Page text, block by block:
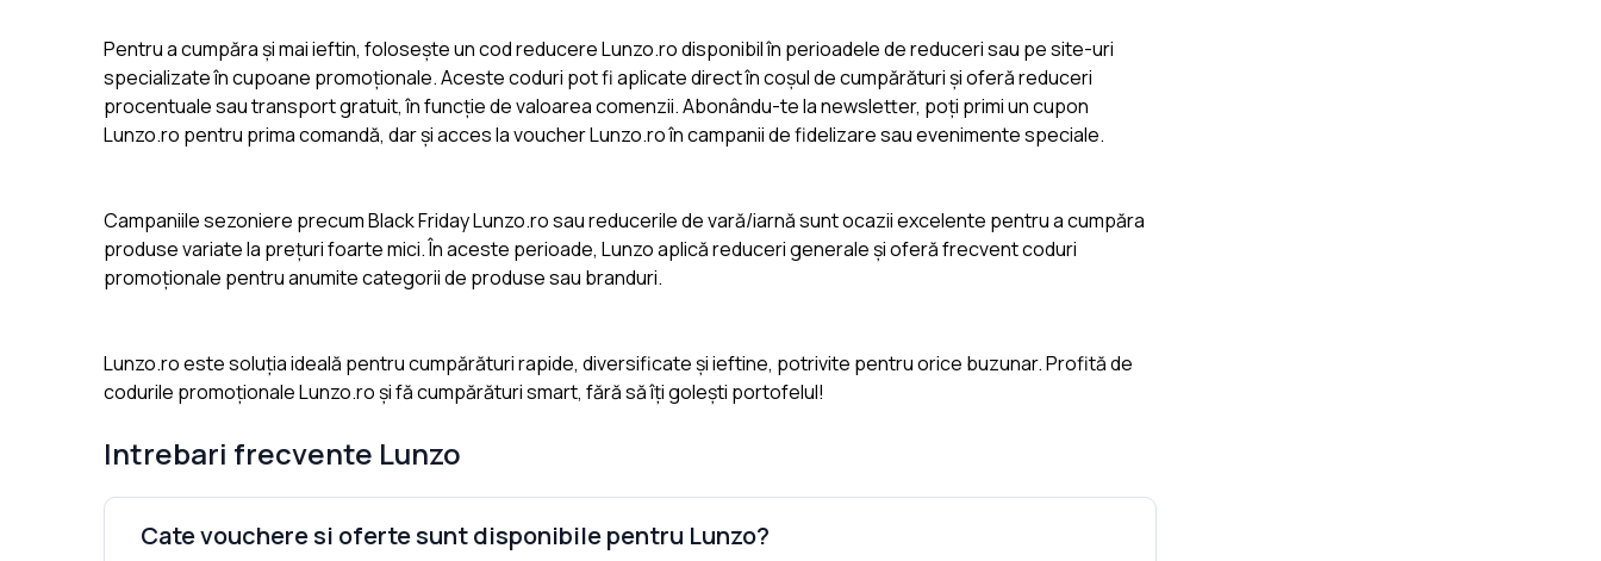
Pentru a cumpăra și mai ieftin, folosește un cod reducere Lunzo.ro disponibil în perioadele de reduceri sau pe site-uri
specializate în cupoane promoționale. Aceste coduri pot fi aplicate direct în coșul de cumpărături și oferă reduceri
procentuale sau transport gratuit, în funcție de valoarea comenzii. Abonându-te la newsletter, poți primi un cupon
Lunzo.ro pentru prima comandă, dar și acces la voucher Lunzo.ro în campanii de fidelizare sau evenimente speciale.
Campaniile sezoniere precum Black Friday Lunzo.ro sau reducerile de vară/iarnă sunt ocazii excelente pentru a cumpăra
produse variate la prețuri foarte mici. În aceste perioade, Lunzo aplică reduceri generale și oferă frecvent coduri
promoționale pentru anumite categorii de produse sau branduri.
Lunzo.ro este soluția ideală pentru cumpărături rapide, diversificate și ieftine, potrivite pentru orice buzunar. Profită de
codurile promoționale Lunzo.ro și fă cumpărături smart, fără să îți golești portofelul!
Intrebari frecvente Lunzo
Cate vouchere si oferte sunt disponibile pentru Lunzo?